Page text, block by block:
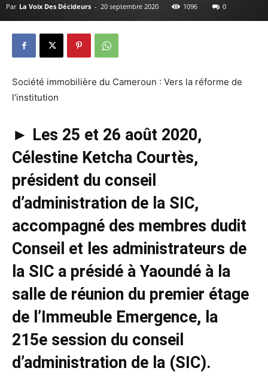
Par La Voix Des Décideurs - 20 septembre 2020 1096 0
Société immobilière du Cameroun : Vers la réforme de
l’institution
► Les 25 et 26 août 2020,
Célestine Ketcha Courtès,
président du conseil
d’administration de la SIC,
accompagné des membres dudit
Conseil et les administrateurs de
la SIC a présidé à Yaoundé à la
salle de réunion du premier étage
de l’Immeuble Emergence, la
215e session du conseil
d’administration de la (SIC).